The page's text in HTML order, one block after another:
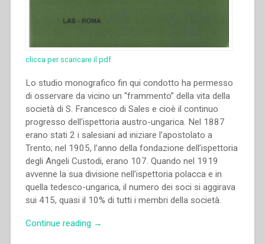
clicca per scaricare il pdf
Lo studio monografico fin qui condotto ha permesso
di osservare da vicino un “frammento” della vita della
società di S. Francesco di Sales e cioè il continuo
progresso dell’ispettoria austro-ungarica. Nel 1887
erano stati 2 i salesiani ad iniziare l’apostolato a
Trento; nel 1905, l’anno della fondazione dell’ispettoria
degli Angeli Custodi, erano 107. Quando nel 1919
avvenne la sua divisione nell’ispettoria polacca e in
quella tedesco-ungarica, il numero dei soci si aggirava
sui 415, quasi il 10% di tutti i membri della società.
Continue reading “Stanisław
→